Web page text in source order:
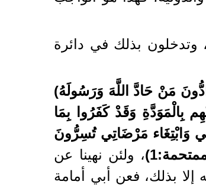
وتدخلون بذلك في دائرة
مَنْ حَادَّ اللَّهَ وَرَسُولَهُ)
بِالْمَوَدَّةِ وَقَدْ كَفَرُوا بِمَا
وَابْتِغَاء مَرْضَاتِي تُسِرُّونَ
، ولئن نهينا عن
إلا بذلك، فعن أبي أمامة